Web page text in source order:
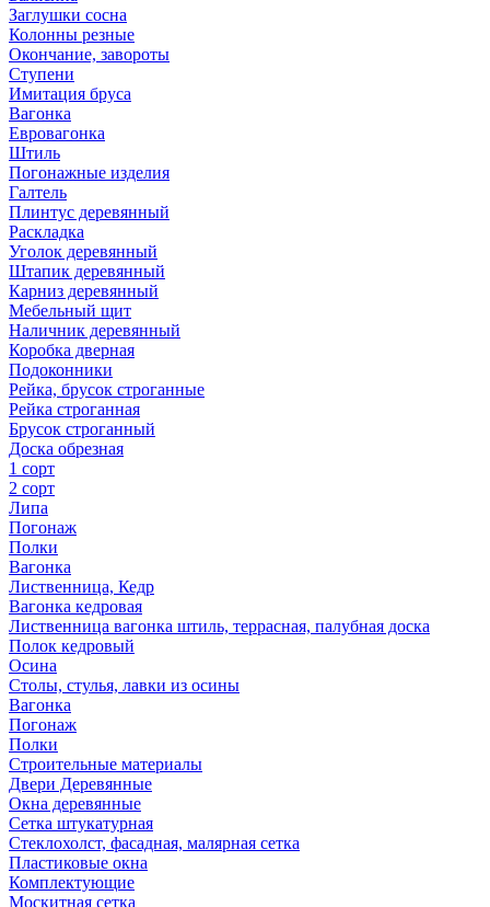
Заглушки сосна
Колонны резные
Окончание, завороты
Ступени
Имитация бруса
Вагонка
Евровагонка
Штиль
Погонажные изделия
Галтель
Плинтус деревянный
Раскладка
Уголок деревянный
Штапик деревянный
Карниз деревянный
Мебельный щит
Наличник деревянный
Коробка дверная
Подоконники
Рейка, брусок строганные
Рейка строганная
Брусок строганный
Доска обрезная
1 сорт
2 сорт
Липа
Погонаж
Полки
Вагонка
Лиственница, Кедр
Вагонка кедровая
Лиственница вагонка штиль, террасная, палубная доска
Полок кедровый
Осина
Столы, стулья, лавки из осины
Вагонка
Погонаж
Полки
Строительные материалы
Двери Деревянные
Окна деревянные
Сетка штукатурная
Стеклохолст, фасадная, малярная сетка
Пластиковые окна
Комплектующие
Москитная сетка